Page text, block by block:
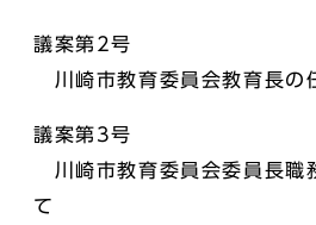
議案第2号
川崎市教育委員会教育長の
議案第3号
川崎市教育委員会委員長職
て